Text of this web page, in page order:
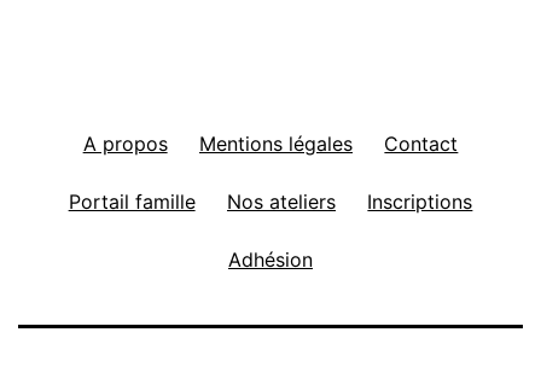
A propos Mentions légales Contact
Portail famille Nos ateliers Inscriptions
Adhésion